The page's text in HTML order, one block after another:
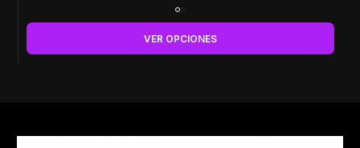
VER OPCIONES